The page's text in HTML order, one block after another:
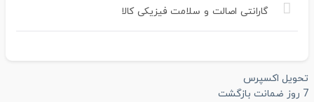
گارانتی اصالت و سلامت فیزیکی کالا
تحویل اکسپرس
7 روز ضمانت بازگشت